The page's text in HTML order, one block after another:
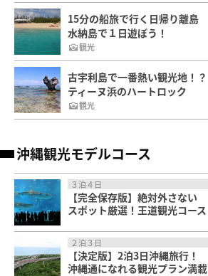
15分の船旅で行く日帰り離島
水納島で１日遊ぼう！
観光
古宇利島で一番熱い観光地！？
ティーヌ浜のハートロック
観光
沖縄観光モデルコース
３泊４日
【完全保存版】絶対外さない
スポット厳選！王道観光コース
２泊３日
【決定版】2泊3日沖縄旅行！
沖縄通になれる観光プラン満載